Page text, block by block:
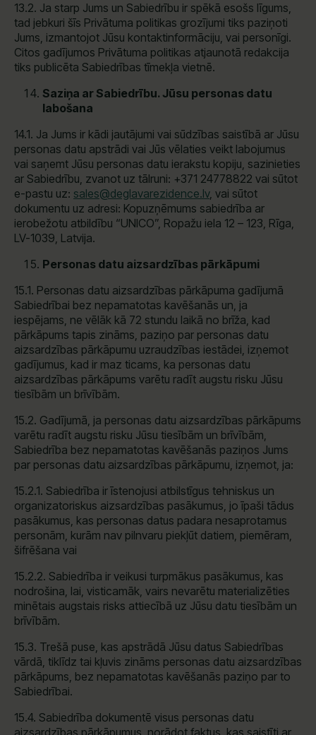
13.2. Ja starp Jums un Sabiedrību ir spēkā esošs līgums,
tad jebkuri šīs Privātuma politikas grozījumi tiks paziņoti
Jums, izmantojot Jūsu kontaktinformāciju, vai personīgi.
Citos gadījumos Privātuma politikas atjaunotā redakcija
tiks publicēta Sabiedrības tīmekļa vietnē.
Saziņa ar Sabiedrību. Jūsu personas datu
labošana
14.1. Ja Jums ir kādi jautājumi vai sūdzības saistībā ar Jūsu
personas datu apstrādi vai Jūs vēlaties veikt labojumus
vai saņemt Jūsu personas datu ierakstu kopiju, sazinieties
ar Sabiedrību, zvanot uz tālruni: +371 24778822 vai sūtot
e-pastu uz: sales@deglavarezidence.lv, vai sūtot
dokumentu uz adresi: Kopuzņēmums sabiedrība ar
ierobežotu atbildību “UNICO”, Ropažu iela 12 – 123, Rīga,
LV-1039, Latvija.
Personas datu aizsardzības pārkāpumi
15.1. Personas datu aizsardzības pārkāpuma gadījumā
Sabiedrībai bez nepamatotas kavēšanās un, ja
iespējams, ne vēlāk kā 72 stundu laikā no brīža, kad
pārkāpums tapis zināms, paziņo par personas datu
aizsardzības pārkāpumu uzraudzības iestādei, izņemot
gadījumus, kad ir maz ticams, ka personas datu
aizsardzības pārkāpums varētu radīt augstu risku Jūsu
tiesībām un brīvībām.
15.2. Gadījumā, ja personas datu aizsardzības pārkāpums
varētu radīt augstu risku Jūsu tiesībām un brīvībām,
Sabiedrība bez nepamatotas kavēšanās paziņos Jums
par personas datu aizsardzības pārkāpumu, izņemot, ja:
15.2.1. Sabiedrība ir īstenojusi atbilstīgus tehniskus un
organizatoriskus aizsardzības pasākumus, jo īpaši tādus
pasākumus, kas personas datus padara nesaprotamus
personām, kurām nav pilnvaru piekļūt datiem, piemēram,
šifrēšana vai
15.2.2. Sabiedrība ir veikusi turpmākus pasākumus, kas
nodrošina, lai, visticamāk, vairs nevarētu materializēties
minētais augstais risks attiecībā uz Jūsu datu tiesībām un
brīvībām.
15.3. Trešā puse, kas apstrādā Jūsu datus Sabiedrības
vārdā, tiklīdz tai kļuvis zināms personas datu aizsardzības
pārkāpums, bez nepamatotas kavēšanās paziņo par to
Sabiedrībai.
15.4. Sabiedrība dokumentē visus personas datu
aizsardzības pārkāpumus, norādot faktus, kas saistīti ar